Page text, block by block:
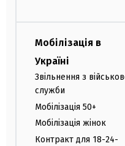
Мобілізація в
Україні
Звільнення з
служби
Мобілізація 50+
Мобілізація жінок
Контракт для 18-24-